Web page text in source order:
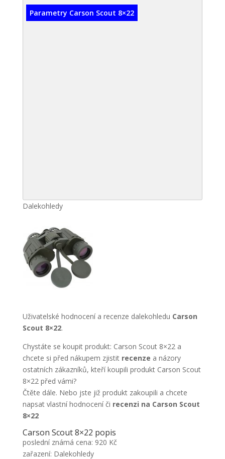
Parametry Carson Scout 8×22
Dalekohledy
Uživatelské hodnocení a recenze dalekohledu Carson
Scout 8×22.
Chystáte se koupit produkt: Carson Scout 8×22 a
chcete si před nákupem zjistit recenze a názory
ostatních zákazníků, kteří koupili produkt Carson Scout
8×22 před vámi?
Čtěte dále. Nebo jste již produkt zakoupili a chcete
napsat vlastní hodnocení či recenzi na Carson Scout
8×22
Carson Scout 8×22 popis
poslední známá cena: 920 Kč
zařazení: Dalekohledy